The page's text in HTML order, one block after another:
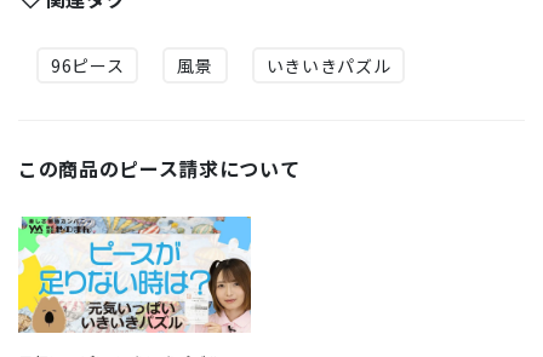
96ピース 風景 いきいきパズル
この商品のピース請求について